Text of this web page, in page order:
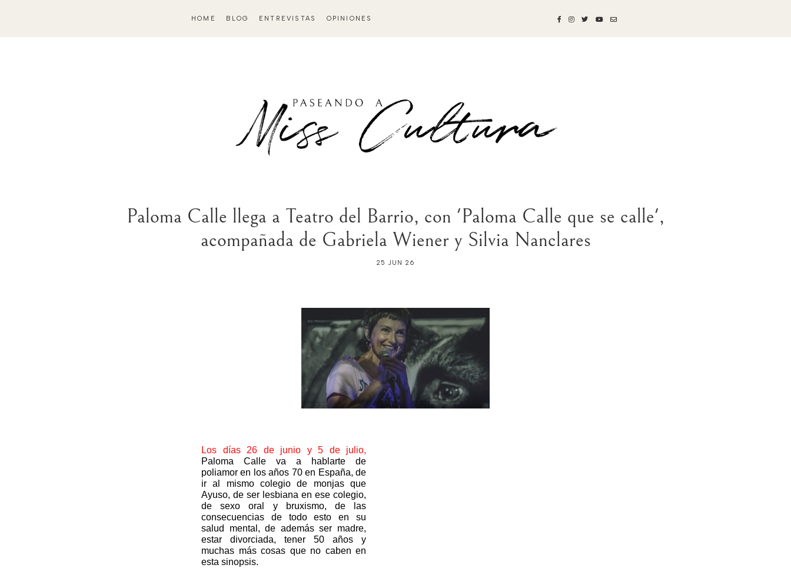
HOME BLOG ENTREVISTAS OPINIONES
Paloma Calle llega a Teatro del Barrio, con 'Paloma Calle que se calle',
acompañada de Gabriela Wiener y Silvia Nanclares
25 JUN 26
Los días 26 de junio y 5 de julio,
Paloma Calle va a hablarte de
poliamor en los años 70 en España, de
ir al mismo colegio de monjas que
Ayuso, de ser lesbiana en ese colegio,
de sexo oral y bruxismo, de las
consecuencias de todo esto en su
salud mental, de además ser madre,
estar divorciada, tener 50 años y
muchas más cosas que no caben en
esta sinopsis.